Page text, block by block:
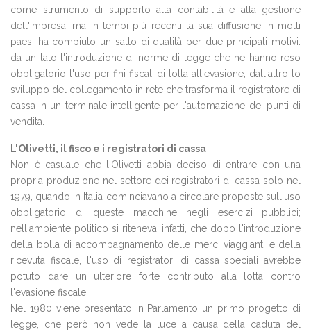
come strumento di supporto alla contabilità e alla gestione
dell'impresa, ma in tempi più recenti la sua diffusione in molti
paesi ha compiuto un salto di qualità per due principali motivi:
da un lato l'introduzione di norme di legge che ne hanno reso
obbligatorio l'uso per fini fiscali di lotta all'evasione, dall'altro lo
sviluppo del collegamento in rete che trasforma il registratore di
cassa in un terminale intelligente per l'automazione dei punti di
vendita.
L'Olivetti, il fisco e i registratori di cassa
Non è casuale che l'Olivetti abbia deciso di entrare con una
propria produzione nel settore dei registratori di cassa solo nel
1979, quando in Italia cominciavano a circolare proposte sull'uso
obbligatorio di queste macchine negli esercizi pubblici;
nell'ambiente politico si riteneva, infatti, che dopo l'introduzione
della bolla di accompagnamento delle merci viaggianti e della
ricevuta fiscale, l'uso di registratori di cassa speciali avrebbe
potuto dare un ulteriore forte contributo alla lotta contro
l'evasione fiscale.
Nel 1980 viene presentato in Parlamento un primo progetto di
legge, che però non vede la luce a causa della caduta del